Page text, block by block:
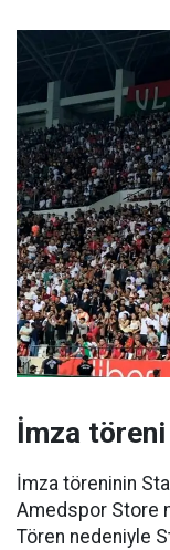
İmza töreni
İmza töreninin
Amedspor Store
Tören nedeniyle